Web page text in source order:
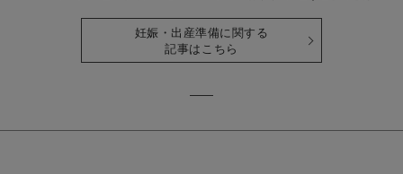
妊娠・出産準備に関する
記事はこちら